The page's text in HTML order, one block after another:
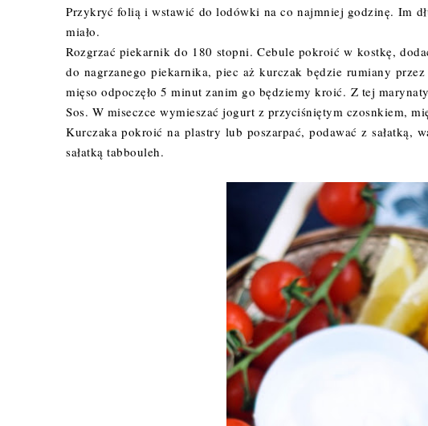
Przykryć folią i wstawić do lodówki na co najmniej godzinę. Im
miało.
Rozgrzać piekarnik do 180 stopni. Cebule pokroić w kostkę,
do nagrzanego piekarnika, piec aż kurczak będzie rumiany
mięso odpoczęło 5 minut zanim go będziemy kroić. Z tej
Sos. W miseczce wymieszać jogurt z przyciśniętym czosnkiem,
Kurczaka pokroić na plastry lub poszarpać, podawać z sałatką,
sałatką tabbouleh.